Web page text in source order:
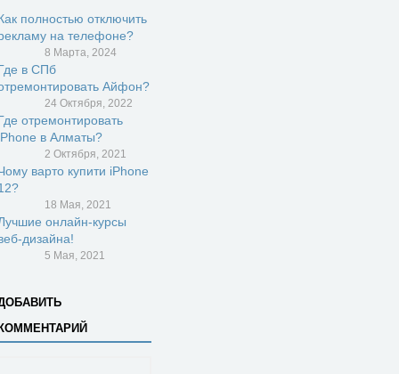
полностью отключить
на телефоне?
8 Марта, 2024
в СПб
Айфон?
24 Октября, 2022
отремонтировать
в Алматы?
2 Октября, 2021
варто купити iPhone
18 Мая, 2021
онлайн-курсы
дизайна!
5 Мая, 2021